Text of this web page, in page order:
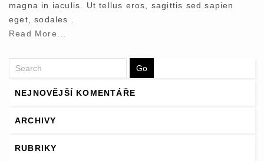
magna in iaculis. Ut tellus eros, sagittis sed sapien
eget, sodales .
Read More...
NEJNOVĚJŠÍ KOMENTÁŘE
ARCHIVY
RUBRIKY